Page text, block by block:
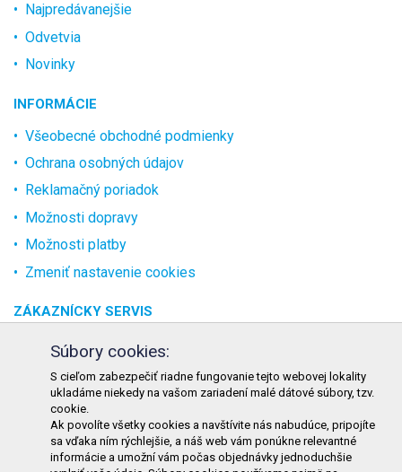
Najpredávanejšie
Odvetvia
Novinky
INFORMÁCIE
Všeobecné obchodné podmienky
Ochrana osobných údajov
Reklamačný poriadok
Možnosti dopravy
Možnosti platby
Zmeniť nastavenie cookies
ZÁKAZNÍCKY SERVIS
O spoločnosti
Kontakt
Odstúpenie od zmluvy online
KONTAKT
Súbory cookies:
S cieľom zabezpečiť riadne fungovanie tejto webovej lokality
ukladáme niekedy na vašom zariadení malé dátové súbory, tzv.
cookie.
Ak povolíte všetky cookies a navštívite nás nabudúce, pripojíte
sa vďaka ním rýchlejšie, a náš web vám ponúkne relevantné
informácie a umožní vám počas objednávky jednoduchšie